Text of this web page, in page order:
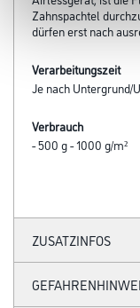
Zahnspachtel
dürfen erst nach
Verarbeitungszeit
Je nach Untergrund/
Verbrauch
- 500 g - 1000 g/m²
ZUSATZINFOS